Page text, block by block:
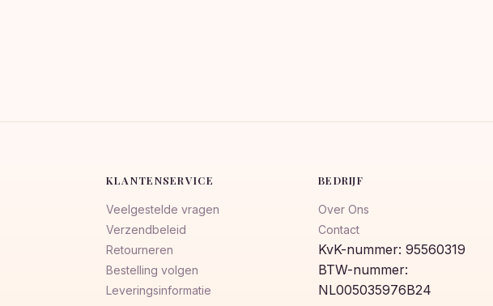
KLANTENSERVICE
Veelgestelde vragen
Verzendbeleid
Retourneren
Bestelling volgen
Leveringsinformatie
BEDRIJF
Over Ons
Contact
KvK-nummer: 95560319
BTW-nummer:
NL005035976B24